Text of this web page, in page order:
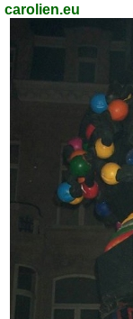
carolien.eu